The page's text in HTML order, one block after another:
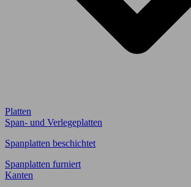
Platten
Span- und Verlegeplatten
Spanplatten beschichtet
Spanplatten furniert
Kanten